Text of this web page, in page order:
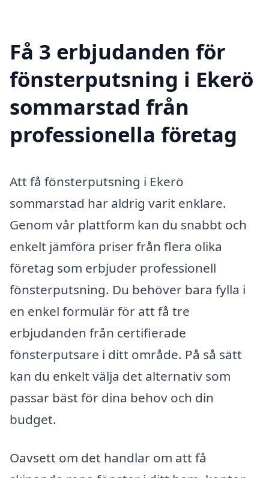
Få 3 erbjudanden för
fönsterputsning i Ekerö
sommarstad från
professionella företag
Att få fönsterputsning i Ekerö
sommarstad har aldrig varit enklare.
Genom vår plattform kan du snabbt och
enkelt jämföra priser från flera olika
företag som erbjuder professionell
fönsterputsning. Du behöver bara fylla i
en enkel formulär för att få tre
erbjudanden från certifierade
fönsterputsare i ditt område. På så sätt
kan du enkelt välja det alternativ som
passar bäst för dina behov och din
budget.
Oavsett om det handlar om att få